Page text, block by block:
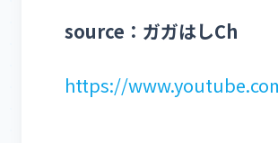
source：ガガはしCh
https://